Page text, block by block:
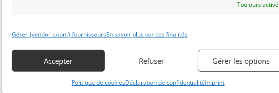
Toujours activé
Gérer {vendor_count} fournisseursEn savoir plus sur ces finalités
Accepter Refuser Gérer les options
Politique de cookiesDéclaration de confidentialitéImprint
Immatriculation routière française
Vendu par : Mike VAN THIEL
Vends Volkswagen Scirocco GTI FIA.
Immatriculation française. Prête à
Vendu par : Mike VAN THIEL